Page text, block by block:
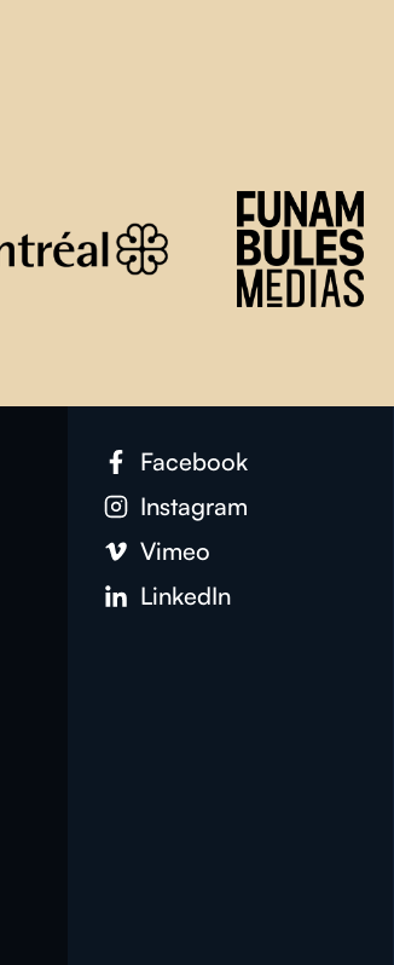
Facebook
Instagram
Vimeo
LinkedIn